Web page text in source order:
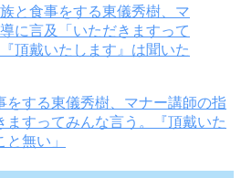
をする東儀秀樹、マナー講師の指
ますってみんな言う。『頂戴いた
無い」